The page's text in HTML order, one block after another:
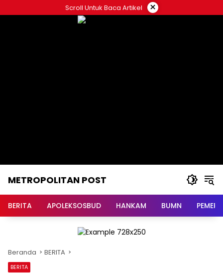
ke
Scroll Untuk Baca Artikel ×
METROPOLITAN POST
BERITA APOLEKSOSBUD HANKAM BUMN
Beranda BERITA
BERITA